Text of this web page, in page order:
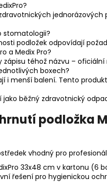
stomatologii?
podložek odpovídají
a Medix Pro?
zápisu téhož názvu –
boxech?
i menší balení. Tento
jako běžný zdravotnický
podložka
vhodný pro
33x48 cm v kartonu (6
řešení pro hygienickou